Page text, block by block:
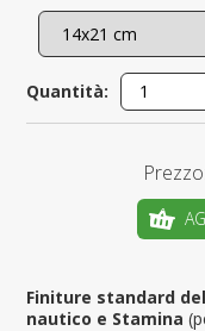
Quantità:
Prezzo:
Finiture standard
nautico e Stamina